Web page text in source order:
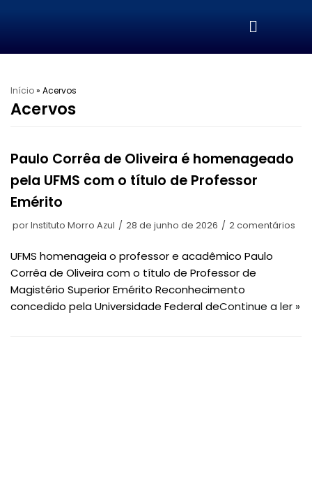
para
conteúdo
Início» Acervos
Acervos
Paulo Corrêa de Oliveira é homenageado
pela UFMS com o título de Professor
Emérito
porInstituto Morro Azul 28 de junho de 2026 2 comentários
UFMS homenageia o professor e acadêmico Paulo
Corrêa de Oliveira com o título de Professor de
Magistério Superior Emérito Reconhecimento
concedido pela Universidade Federal deContinue a ler »